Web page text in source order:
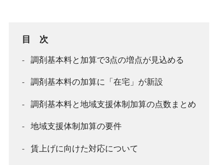
目次
調剤基本料と加算で3点の増点が見込める
調剤基本料の加算に「在宅」が新設
調剤基本料と地域支援体制加算の点数まとめ
地域支援体制加算の要件
賃上げに向けた対応について